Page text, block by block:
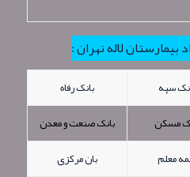
لاله تهران :
سپه
بانک رفاه
مسکن
بانک صنعت و معدن
معلم
بان مرکزی